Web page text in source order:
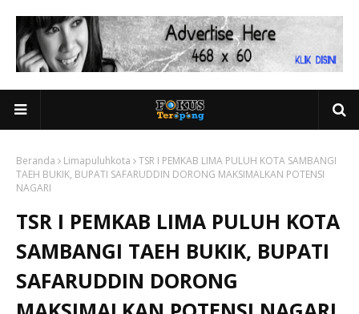
Beranda Limapuluhkota
TSR I PEMKAB LIMA PULUH KOTA SAMBANGI
TAEH BUKIK, BUPATI SAFARUDDIN DORONG MAKSIMALKAN POTENSI
NAGARI
TSR I PEMKAB LIMA PULUH KOTA
SAMBANGI TAEH BUKIK, BUPATI
SAFARUDDIN DORONG